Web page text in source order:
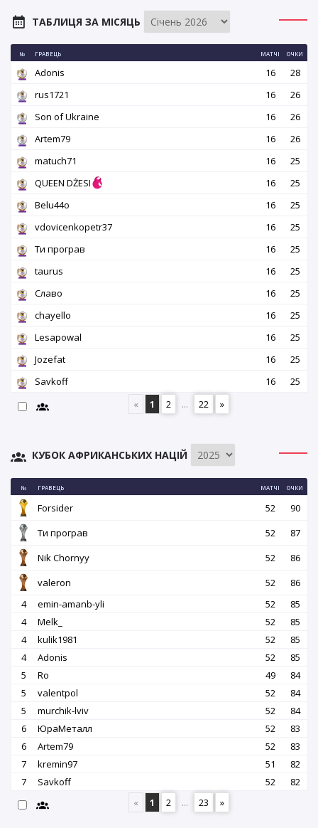
ТАБЛИЦЯ ЗА МІСЯЦЬ
№ ГРАВЕЦЬ МАТЧІ ОЧКИ
Adonis 16
28
rus1721
16
26
Son of Ukraine
16
26
Artem79
16
26
matuch71
16
25
QUEEN DŻESI
16
25
Belu44o
16
25
vdovicenkopetr37
16
25
Ти програв
16
25
taurus
16
25
Славо
16
25
chayello
16
25
Lesapowal
16
25
Jozefat
16
25
Savkoff
16
25
«
1 2 ... 22 »
КУБОК АФРИКАНСЬКИХ НАЦІЙ
№ ГРАВЕЦЬ МАТЧІ ОЧКИ
Forsider 52
90
Ти програв
52
87
Nik Chornyy
52
86
valeron
52
86
4
emin-amanb-yli 52
85
4
Melk_ 52
85
4
kulik1981 52
85
4
Adonis 52
85
5
Ro 49
84
5
valentpol 52
84
5
murchik-lviv 52
84
6
ЮраМеталл 52
83
6
Artem79 52
83
7
kremin97 51
82
7
Savkoff 52
82
«
1 2 ... 23 »